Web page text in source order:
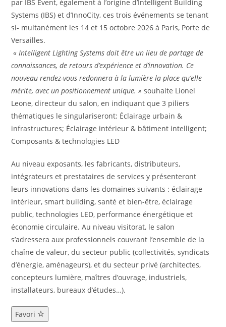
par IBS Event, également à l’origine d’Intelligent Building
Systems (IBS) et d’InnoCity, ces trois événements se tenant
si- multanément les 14 et 15 octobre 2026 à Paris, Porte de
Versailles.
« Intelligent Lighting Systems doit être un lieu de partage de
connaissances, de retours d’expérience et d’innovation. Ce
nouveau rendez-vous redonnera à la lumière la place qu’elle
mérite, avec un positionnement unique. »souhaite Lionel
Leone, directeur du salon, en indiquant que 3 piliers
thématiques le singulariseront: Éclairage urbain &
infrastructures; Éclairage intérieur & bâtiment intelligent;
Composants & technologies LED
Au niveau exposants, les fabricants, distributeurs,
intégrateurs et prestataires de services y présenteront
leurs innovations dans les domaines suivants : éclairage
intérieur, smart building, santé et bien-être, éclairage
public, technologies LED, performance énergétique et
économie circulaire. Au niveau visitorat, le salon
s’adressera aux professionnels couvrant l’ensemble de la
chaîne de valeur, du secteur public (collectivités, syndicats
d’énergie, aménageurs), et du secteur privé (architectes,
concepteurs lumière, maîtres d’ouvrage, industriels,
installateurs, bureaux d’études…).
Favori